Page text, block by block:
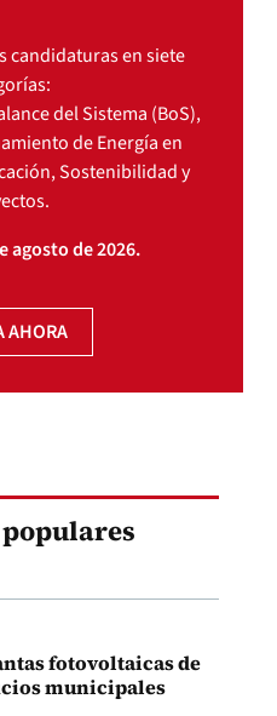
candidaturas en siete
del Sistema (BoS),
de Energía en
Sostenibilidad y
agosto de 2026.
AHORA
fotovoltaicas de
municipales